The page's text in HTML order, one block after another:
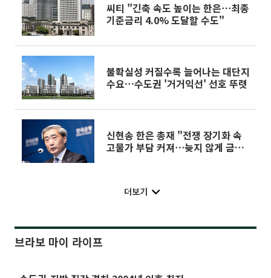
씨티 "긴축 속도 높이는 한은⋯최종
기준금리 4.0% 도달할 수도"
불확실성 커질수록 늘어나는 대단지
수요…수도권 '거거익선' 선호 뚜렷
신현송 한은 총재 "전쟁 장기화 속
고물가 부담 커져⋯늦지 않게 금리
더보기
브라보 마이 라이프